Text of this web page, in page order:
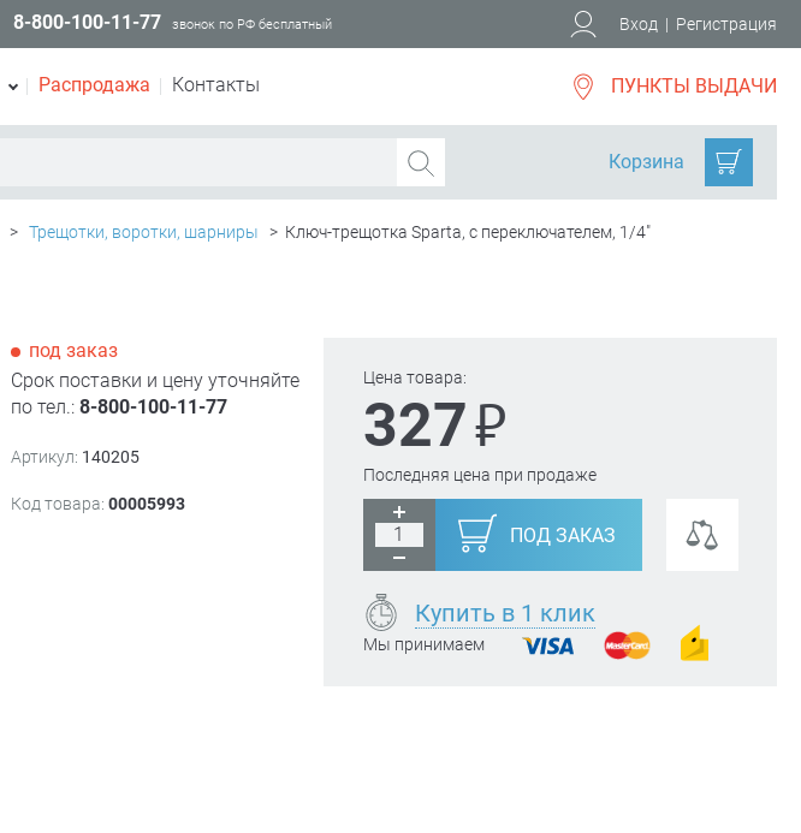
8-800-100-11-77 звонок по РФ бесплатный Вход | Регистрация
Распродажа Контакты ПУНКТЫ ВЫДАЧИ
Корзина
> Трещотки, воротки, шарниры > Ключ-трещотка Sparta, с переключателем, 1/4"
Цена товара:
327₽
Последняя цена при продаже
ПОД ЗАКАЗ
Купить в 1 клик
Мы принимаем
под заказ
Срок поставки и цену уточняйте
по тел.:8-800-100-11-77
Артикул: 140205
Код товара: 00005993